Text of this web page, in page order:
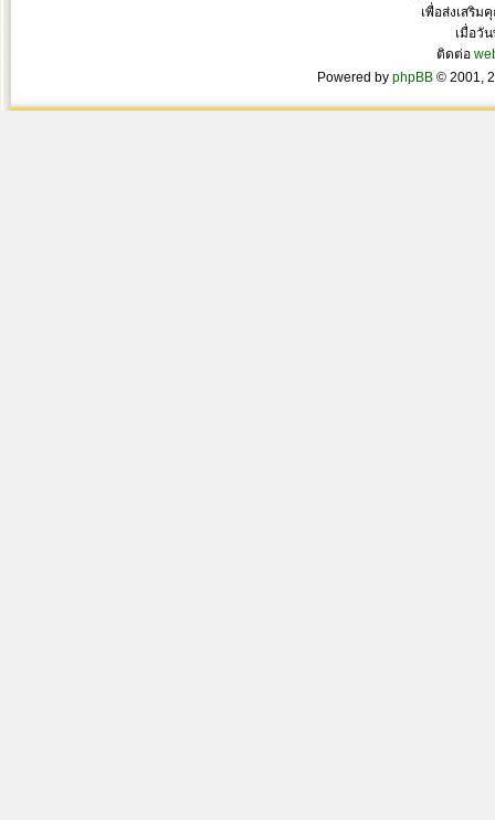
เพื่อส่งเสริม
เมื่อวั
ติดต่อ
Powered by phpBB © 2001,